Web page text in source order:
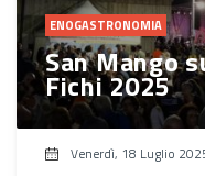
ENOGASTRONOMIA
San Mango
Fichi 2025
Venerdì, 18 Luglio